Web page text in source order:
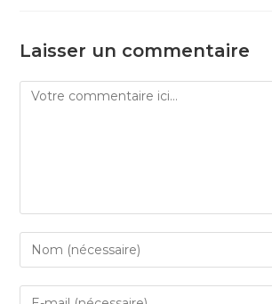
Laisser un commentaire